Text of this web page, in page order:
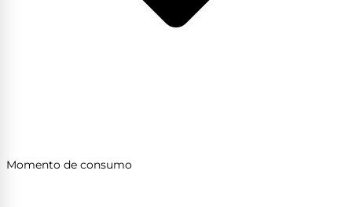
Momento de consumo